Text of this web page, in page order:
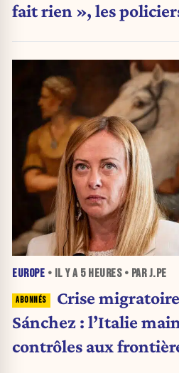
fait rien », les
EUROPE • IL Y A 5 HEURES• PAR J.PE
Crise
Sánchez : l’Italie
contrôles aux